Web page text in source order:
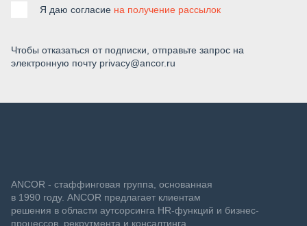
Я даю согласие на получение рассылок
Чтобы отказаться от подписки, отправьте запрос на
электронную почту privacy@ancor.ru
ANCOR - стаффинговая группа, основанная
в 1990 году. ANCOR предлагает клиентам
решения в области аутсорсинга HR-функций и бизнес-
процессов, рекрутмента и консалтинга.